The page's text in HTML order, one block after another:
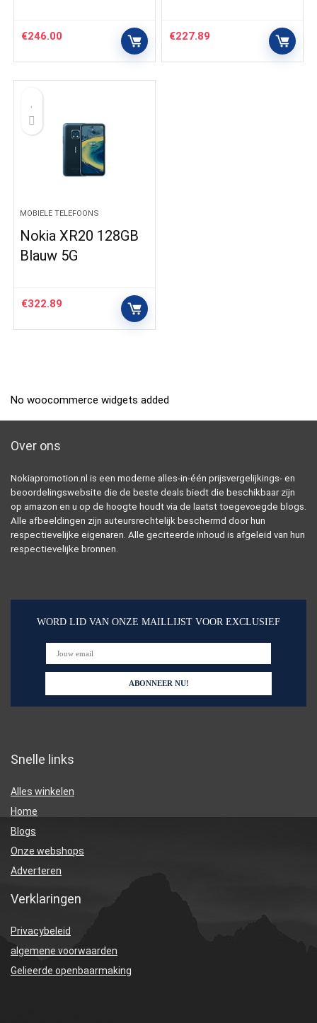
€246.00 €227.89
MOBIELE TELEFOONS
Nokia XR20 128GB
Blauw 5G
€322.89
No woocommerce widgets added
Over ons
Nokiapromotion.nl is een moderne alles-in-één prijsvergelijkings- en
beoordelingswebsite die de beste deals biedt die beschikbaar zijn
op amazon en u op de hoogte houdt via de laatst toegevoegde blogs.
Alle afbeeldingen zijn auteursrechtelijk beschermd door hun
respectievelijke eigenaren. Alle geciteerde inhoud is afgeleid van hun
respectievelijke bronnen.
WORD LID VAN ONZE MAILLIJST VOOR EXCLUSIEF
Snelle links
Alles winkelen
Home
Blogs
Onze webshops
Adverteren
Verklaringen
Privacybeleid
algemene voorwaarden
Gelieerde openbaarmaking